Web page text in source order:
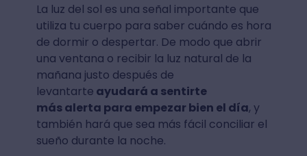
La luz del sol es una señal importante que
utiliza tu cuerpo para saber cuándo es hora
de dormir o despertar. De modo que abrir
una ventana o recibir la luz natural de la
mañana justo después de
levantarte ayudará a sentirte
más alerta para empezar bien el día, y
también hará que sea más fácil conciliar el
sueño durante la noche.